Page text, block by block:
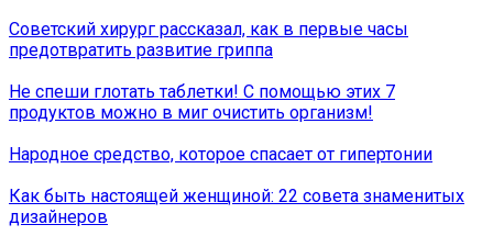
Советский хирург рассказал, как в первые часы
предотвратить развитие гриппа
Не спеши глотать таблетки! С помощью этих 7
продуктов можно в миг очистить организм!
Народное средство, которое спасает от гипертонии
Как быть настоящей женщиной: 22 совета знаменитых
дизайнеров